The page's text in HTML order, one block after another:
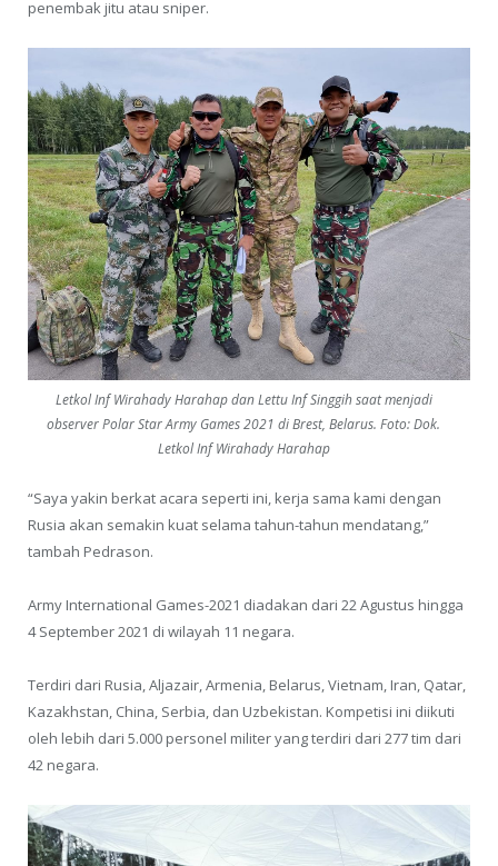
penembak jitu atau sniper.
Letkol Inf Wirahady Harahap dan Lettu Inf Singgih saat menjadi
observer Polar Star Army Games 2021 di Brest, Belarus. Foto: Dok.
Letkol Inf Wirahady Harahap
“Saya yakin berkat acara seperti ini, kerja sama kami dengan
Rusia akan semakin kuat selama tahun-tahun mendatang,”
tambah Pedrason.
Army International Games-2021 diadakan dari 22 Agustus hingga
4 September 2021 di wilayah 11 negara.
Terdiri dari Rusia, Aljazair, Armenia, Belarus, Vietnam, Iran, Qatar,
Kazakhstan, China, Serbia, dan Uzbekistan. Kompetisi ini diikuti
oleh lebih dari 5.000 personel militer yang terdiri dari 277 tim dari
42 negara.